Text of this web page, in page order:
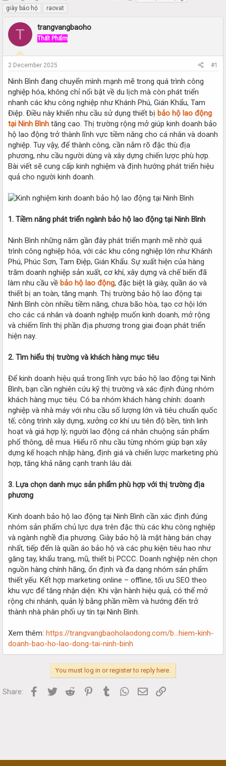
h
r
e
d
a
r
e
r
r
giày bảo hộ
raovat
T trangvangbaoho
Thất Phẩm
2 December 2025 #1
Ninh Bình đang chuyển mình mạnh mẽ trong quá trình công
nghiệp hóa, không chỉ nổi bật về du lịch mà còn phát triển
nhanh các khu công nghiệp như Khánh Phú, Gián Khẩu, Tam
Điệp. Điều này khiến nhu cầu sử dụng thiết bị bảo hộ lao động
tại Ninh Bình tăng cao. Thị trường rộng mở giúp kinh doanh bảo
hộ lao động trở thành lĩnh vực tiềm năng cho cá nhân và doanh
nghiệp. Tuy vậy, để thành công, cần nắm rõ đặc thù địa
phương, nhu cầu người dùng và xây dựng chiến lược phù hợp.
Bài viết sẽ cung cấp kinh nghiệm và định hướng phát triển hiệu
quả cho người kinh doanh.
1. Tiềm năng phát triển ngành bảo hộ lao động tại Ninh Bình
Ninh Bình những năm gần đây phát triển mạnh mẽ nhờ quá
trình công nghiệp hóa, với các khu công nghiệp lớn như Khánh
Phú, Phúc Sơn, Tam Điệp, Gián Khẩu. Sự xuất hiện của hàng
trăm doanh nghiệp sản xuất, cơ khí, xây dựng và chế biến đã
làm nhu cầu về bảo hộ lao động, đặc biệt là giày, quần áo và
thiết bị an toàn, tăng mạnh. Thị trường bảo hộ lao động tại
Ninh Bình còn nhiều tiềm năng, chưa bão hòa, tạo cơ hội lớn
cho các cá nhân và doanh nghiệp muốn kinh doanh, mở rộng
và chiếm lĩnh thị phần địa phương trong giai đoạn phát triển
hiện nay.
2. Tìm hiểu thị trường và khách hàng mục tiêu
Để kinh doanh hiệu quả trong lĩnh vực bảo hộ lao động tại Ninh
Bình, bạn cần nghiên cứu kỹ thị trường và xác định đúng nhóm
khách hàng mục tiêu. Có ba nhóm khách hàng chính: doanh
nghiệp và nhà máy với nhu cầu số lượng lớn và tiêu chuẩn quốc
tế; công trình xây dựng, xưởng cơ khí ưu tiên độ bền, tính linh
hoạt và giá hợp lý; người lao động cá nhân chuộng sản phẩm
phổ thông, dễ mua. Hiểu rõ nhu cầu từng nhóm giúp bạn xây
dựng kế hoạch nhập hàng, định giá và chiến lược marketing phù
hợp, tăng khả năng cạnh tranh lâu dài.
3. Lựa chọn danh mục sản phẩm phù hợp với thị trường địa
phương
Kinh doanh bảo hộ lao động tại Ninh Bình cần xác định đúng
nhóm sản phẩm chủ lực dựa trên đặc thù các khu công nghiệp
và ngành nghề địa phương. Giày bảo hộ là mặt hàng bán chạy
nhất, tiếp đến là quần áo bảo hộ và các phụ kiện tiêu hao như
găng tay, khẩu trang, mũ, thiết bị PCCC. Doanh nghiệp nên chọn
nguồn hàng chính hãng, ổn định và đa dạng nhóm sản phẩm
thiết yếu. Kết hợp marketing online – offline, tối ưu SEO theo
khu vực để tăng nhận diện. Khi vận hành hiệu quả, có thể mở
rộng chi nhánh, quản lý bằng phần mềm và hướng đến trở
thành nhà phân phối uy tín tại Ninh Bình.
Xem thêm: https://trangvangbaoholaodong.com/b...hiem-kinh-
doanh-bao-ho-lao-dong-tai-ninh-binh
You must log in or register to reply here.
Share: Facebook
Twitter Reddit PinterestTumblr WhatsApp
Email